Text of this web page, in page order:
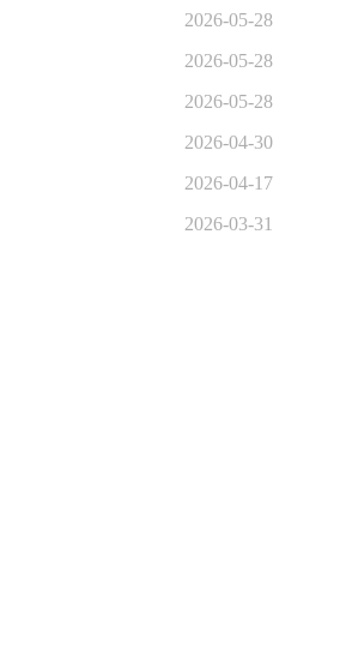
2026-05-28
2026-05-28
2026-05-28
2026-04-30
2026-04-17
2026-03-31